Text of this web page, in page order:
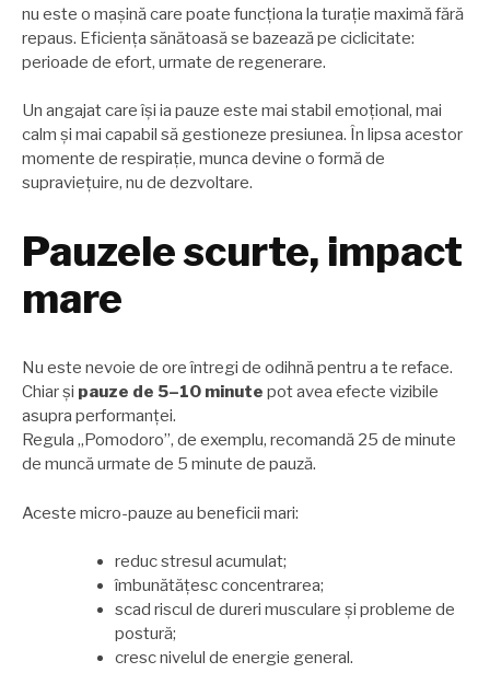
nu este o mașină care poate funcționa la turație maximă fără
repaus. Eficiența sănătoasă se bazează pe ciclicitate:
perioade de efort, urmate de regenerare.
Un angajat care își ia pauze este mai stabil emoțional, mai
calm și mai capabil să gestioneze presiunea. În lipsa acestor
momente de respirație, munca devine o formă de
supraviețuire, nu de dezvoltare.
Pauzele scurte, impact
mare
Nu este nevoie de ore întregi de odihnă pentru a te reface.
Chiar și pauze de 5–10 minute pot avea efecte vizibile
asupra performanței.
Regula „Pomodoro”, de exemplu, recomandă 25 de minute
de muncă urmate de 5 minute de pauză.
Aceste micro-pauze au beneficii mari:
reduc stresul acumulat;
îmbunătățesc concentrarea;
scad riscul de dureri musculare și probleme de
postură;
cresc nivelul de energie general.